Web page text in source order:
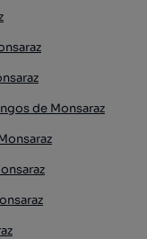
de Monsaraz